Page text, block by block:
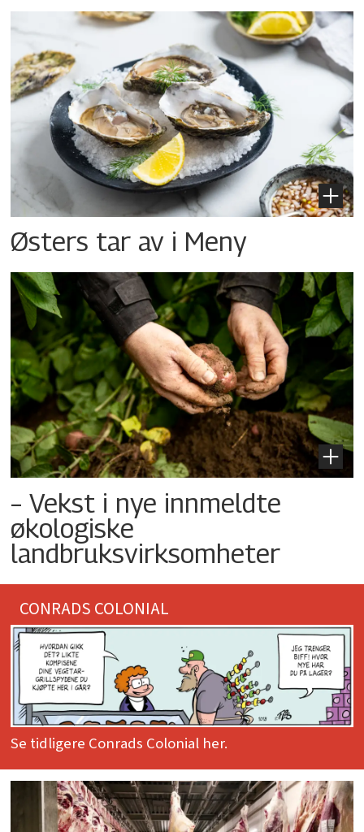
Østers tar av i Meny
– Vekst i nye innmeldte
økologiske
landbruksvirksomheter
CONRADS COLONIAL
Se tidligere Conrads Colonial her.